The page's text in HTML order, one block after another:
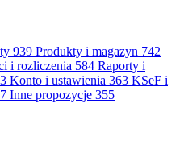
939 Produkty i magazyn 742
i rozliczenia 584 Raporty i
Konto i ustawienia 363 KSeF i
Inne propozycje 355